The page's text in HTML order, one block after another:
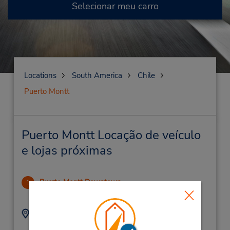
Selecionar meu carro
Locations South America
Chile
Puerto Montt
Puerto Montt Locação de veículo
e lojas próximas
1 Puerto Montt Downtown
Endereço:
Telefone:
(56) 22-792-3900